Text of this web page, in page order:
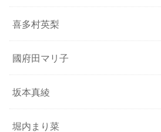
喜多村英梨
國府田マリ子
坂本真綾
堀内まり菜